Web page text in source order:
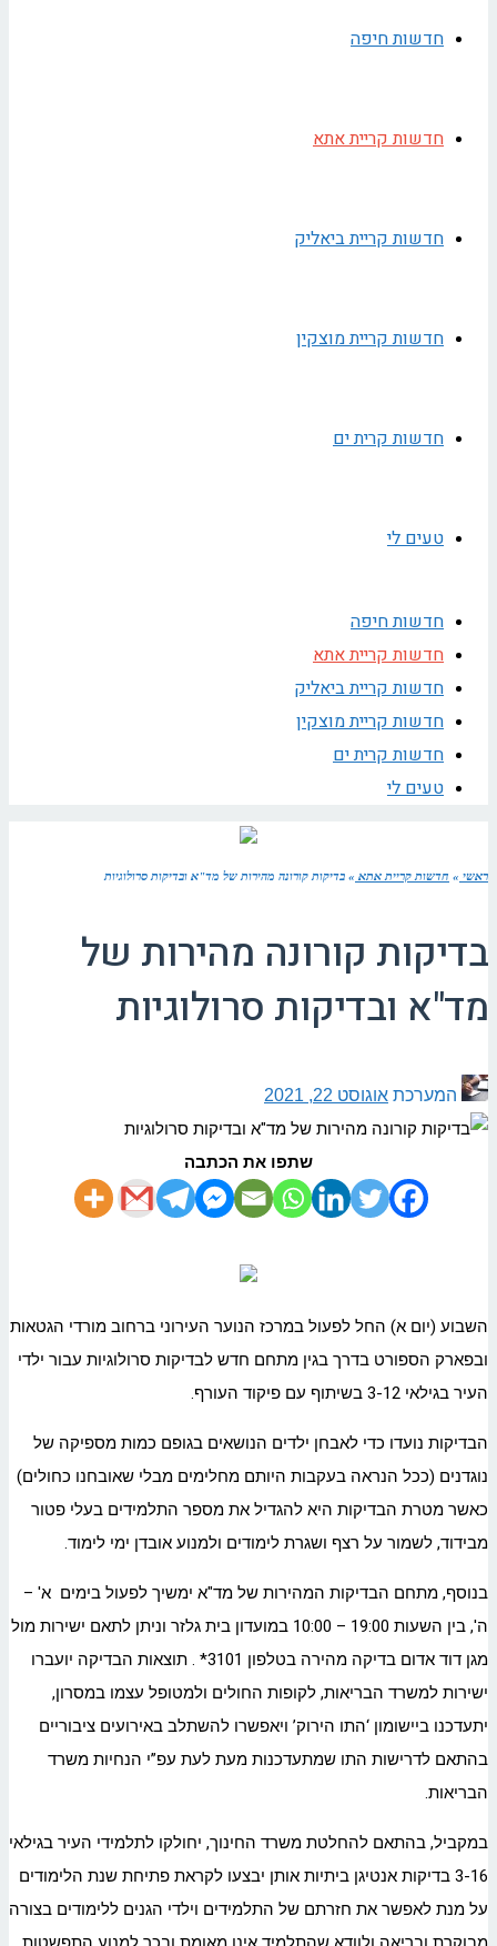
חדשות חיפה
חדשות קריית אתא
חדשות קריית ביאליק
חדשות קריית מוצקין
חדשות קרית ים
טעים לי
חדשות חיפה
חדשות קריית אתא
חדשות קריית ביאליק
חדשות קריית מוצקין
חדשות קרית ים
טעים לי
ראשי » חדשות קריית אתא » בדיקות קורונה מהירות של מד"א ובדיקות סרולוגיות
בדיקות קורונה מהירות של
מד"א ובדיקות סרולוגיות
המערכת אוגוסט 22, 2021
שתפו את הכתבה
השבוע (יום א) החל לפעול במרכז הנוער העירוני ברחוב מורדי הגטאות
ובפארק הספורט בדרך בגין מתחם חדש לבדיקות סרולוגיות עבור ילדי
העיר בגילאי 3-12 בשיתוף עם פיקוד העורף.
הבדיקות נועדו כדי לאבחן ילדים הנושאים בגופם כמות מספיקה של
נוגדנים (ככל הנראה בעקבות היותם מחלימים מבלי שאובחנו כחולים)
כאשר מטרת הבדיקות היא להגדיל את מספר התלמידים בעלי פטור
מבידוד, לשמור על רצף ושגרת לימודים ולמנוע אובדן ימי לימוד.
בנוסף, מתחם הבדיקות המהירות של מד"א ימשיך לפעול בימים א' –
ה', בין השעות 19:00 – 10:00 במועדון בית גלזר וניתן לתאם ישירות מול
מגן דוד אדום בדיקה מהירה בטלפון 3101* . תוצאות הבדיקה יועברו
ישירות למשרד הבריאות, לקופות החולים ולמטופל עצמו במסרון,
יתעדכנו ביישומון ‘התו הירוק’ ויאפשרו להשתלב באירועים ציבוריים
בהתאם לדרישות התו שמתעדכנות מעת לעת עפ”י הנחיות משרד
הבריאות.
במקביל, בהתאם להחלטת משרד החינוך, יחולקו לתלמידי העיר בגילאי
3-16 בדיקות אנטיגן ביתיות אותן יבצעו לקראת פתיחת שנת הלימודים
על מנת לאפשר את חזרתם של התלמידים וילדי הגנים ללימודים בצורה